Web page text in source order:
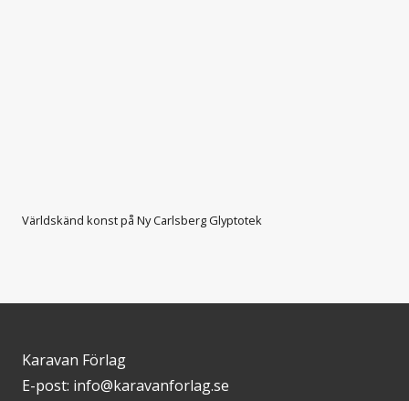
Världskänd konst på Ny Carlsberg Glyptotek
Karavan Förlag
E-post: info@karavanforlag.se